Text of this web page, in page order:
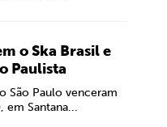
o Ska Brasil e
Paulista
São Paulo venceram
em Santana...